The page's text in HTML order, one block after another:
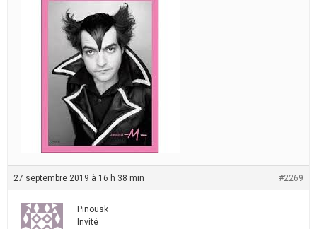
27 septembre 2019 à 16 h 38 min #2269
Pinousk
Invité